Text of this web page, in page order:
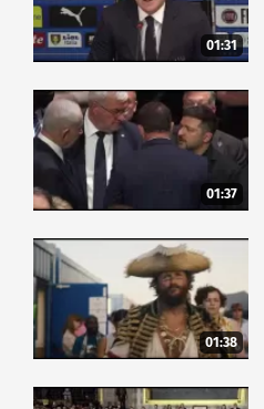
01:31
01:37
01:38